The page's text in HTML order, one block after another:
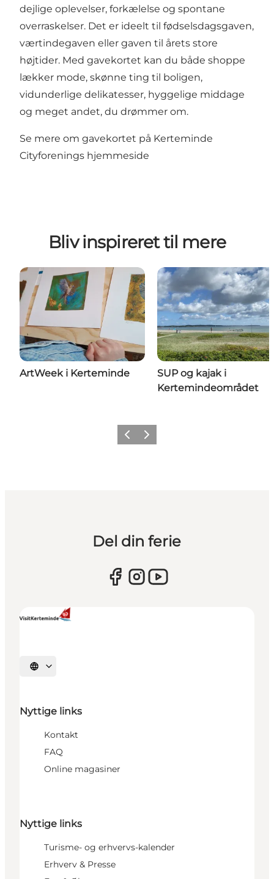
dejlige oplevelser, forkælelse og spontane
overraskelser. Det er ideelt til fødselsdagsgaven,
værtindegaven eller gaven til årets store
højtider. Med gavekortet kan du både shoppe
lækker mode, skønne ting til boligen,
vidunderlige delikatesser, hyggelige middage
og meget andet, du drømmer om.
Se mere om gavekortet på Kerteminde
Cityforenings hjemmeside
Bliv inspireret til mere
ArtWeek i Kerteminde
SUP og kajak i
Kertemindeområdet
ForrigeNæste
Del din ferie
Vælg sprog
Nyttige links
Kontakt
FAQ
Online magasiner
Nyttige links
Turisme- og erhvervs-kalender
Erhverv & Presse